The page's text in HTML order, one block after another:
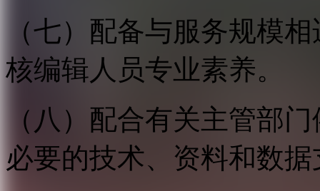
（七）配备与服务规模
核编辑人员专业素养。
（八）配合有关主管部
必要的技术、资料和数